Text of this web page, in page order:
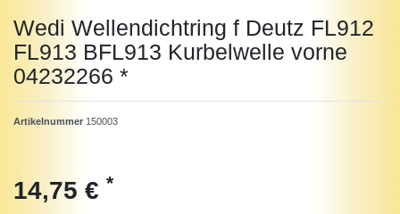
Wedi Wellendichtring f Deutz FL912
FL913 BFL913 Kurbelwelle vorne
04232266 *
Artikelnummer 150003
14,75 € *